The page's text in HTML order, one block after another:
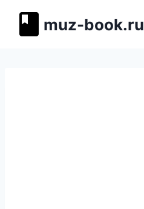
muz-book.ru